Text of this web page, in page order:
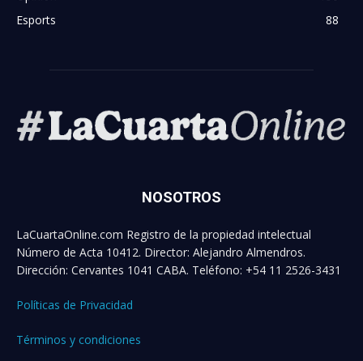
Esports
88
NOSOTROS
LaCuartaOnline.com Registro de la propiedad intelectual
Número de Acta 10412. Director: Alejandro Almendros.
Dirección: Cervantes 1041 CABA. Teléfono: +54 11 2526-3431
Políticas de Privacidad
Términos y condiciones